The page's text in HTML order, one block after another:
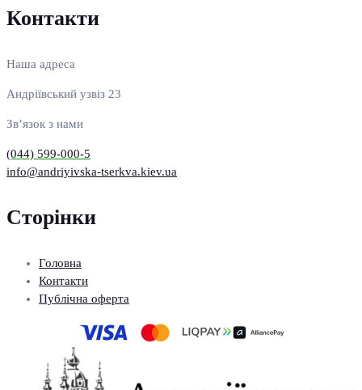
Контакти
Наша адреса
Андріївський узвіз 23
Зв’язок з нами
(044) 599-000-5
info@andriyivska-tserkva.kiev.ua
Сторінки
Головна
Контакти
Публічна оферта